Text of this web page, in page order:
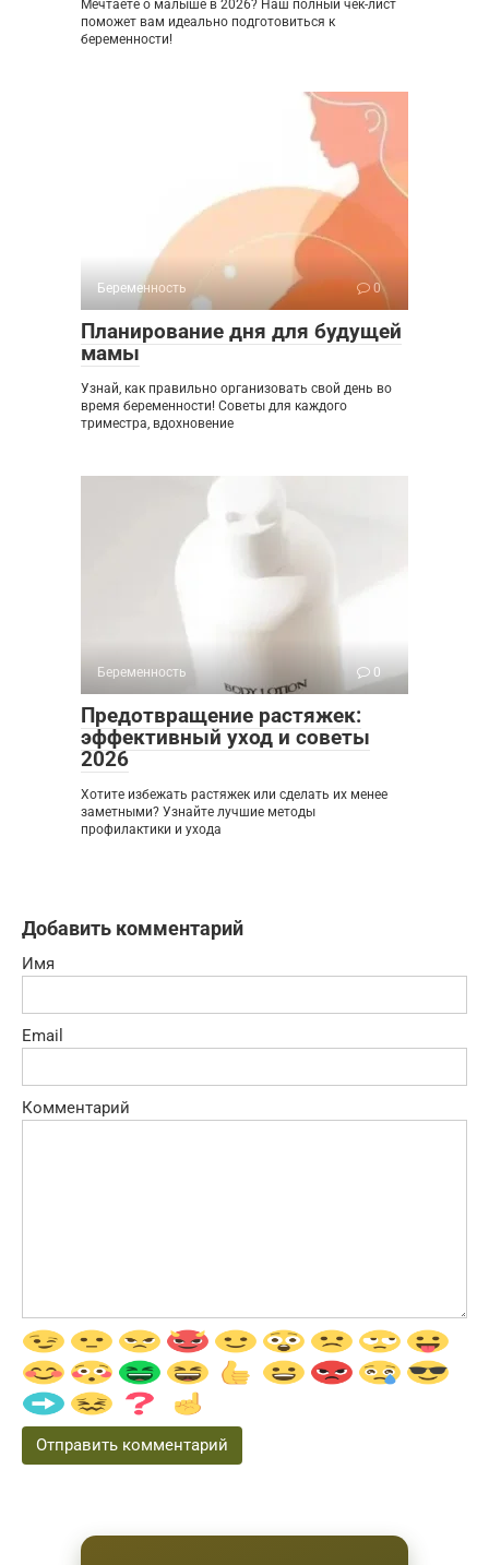
Мечтаете о малыше в 2026? Наш полный чек-лист
поможет вам идеально подготовиться к
беременности!
Беременность 0
Планирование дня для будущей
мамы
Узнай, как правильно организовать свой день во
время беременности! Советы для каждого
триместра, вдохновение
Беременность 0
Предотвращение растяжек:
эффективный уход и советы
2026
Хотите избежать растяжек или сделать их менее
заметными? Узнайте лучшие методы
профилактики и ухода
Добавить комментарий
Имя
Email
Комментарий